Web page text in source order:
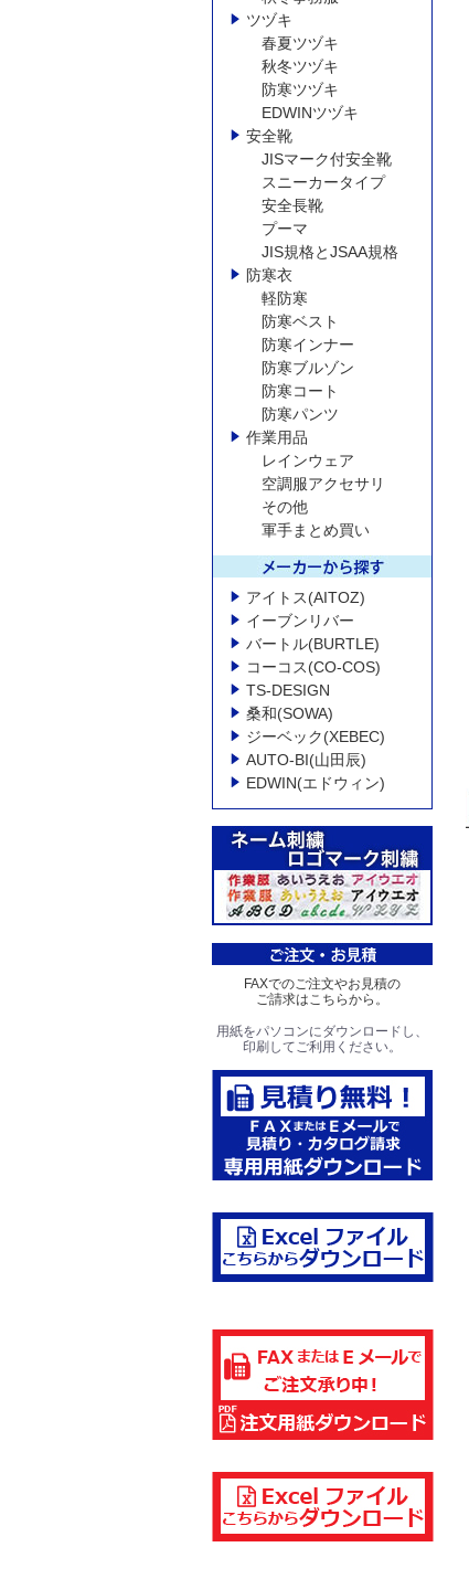
ツヅキ
春夏ツヅキ
秋冬ツヅキ
防寒ツヅキ
EDWINツヅキ
安全靴
JISマーク付安全靴
スニーカータイプ
安全長靴
プーマ
JIS規格とJSAA規格
防寒衣
軽防寒
防寒ベスト
防寒インナー
防寒ブルゾン
防寒コート
防寒パンツ
作業用品
レインウェア
空調服アクセサリ
その他
軍手まとめ買い
アイトス(AITOZ)
イーブンリバー
バートル(BURTLE)
コーコス(CO-COS)
TS-DESIGN
桑和(SOWA)
ジーベック(XEBEC)
AUTO-BI(山田辰)
EDWIN(エドウィン)
FAXでのご注文やお見積の
ご請求はこちらから。
用紙をパソコンにダウンロードし、
印刷してご利用ください。